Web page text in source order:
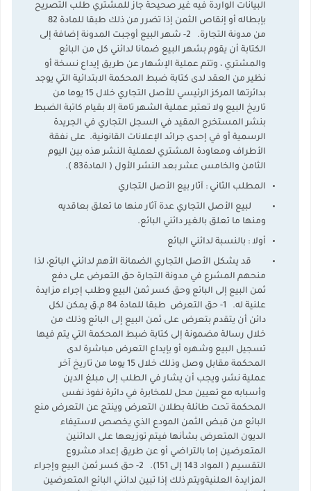
البيانات الواردة فيه غير صحيحة جاز للمشتري طلب التصريح
بإبطاله أو إنقاص الثمن إذا تضرر من ذلك طبقا للمادة 82
من مدونة التجارة. 2- شهر البيع أوجبت المدونة إضافة إلى
الكتابة أن يقوم بشهر البيع ضمانا لدائني كل من البائع
والمشتري ، وتتم عملية الإشهار عن طريق إيداع نسخة أو
نظير من العقد لدى كتابة ضبط المحكمة الابتدائية التي يوجد
بدائرتها المركز الرئيسي للأصل التجاري خلال 15 يوما من
تاريخ البيع ولا تعتبر عملية الشهر تامة إلا بقيام كاتبة الضبط
بنشر المستخرج المقيد في السجل التجاري في الجريدة
الرسمية أو في إحدى جرائد الإعلانات القانونية. على نفقة
الأطراف ومعاودة المشتري لعملية النشر هذه بين اليوم
الثامن والخامس عشر بعد النشر الأول ( المادة83 ).
المطلب الثاني : آثار بيع الأصل التجاري
لبيع الأصل التجاري عدة آثار منها ما تعلق بعاقديه
ومنها ما تعلق بالغير دائني البائع.
أولا : بالنسبة لدائني البائع
قد يشكل الأصل التجاري الضمانة الأهم لدائني البائع، لذا
منحهم المشرع في مدونة التجارة حق التعرض على دفع
ثمن البيع إلى البائع وحق كسر ثمن البيع وطلب إجراء مزايدة
علنية له. 1- حق التعرض طبقا للمادة 84 م.ق يمكن لكل
دائن أن يتقدم بتعرض على ثمن البيع إلى البائع وذلك من
خلال رسالة مضمونة إلى كتابة ضبط المحكمة التي يتم فيها
تسجيل البيع وشهره أو بإيداع التعرض مباشرة لدى
المحكمة مقابل وصل وذلك خلال 15 يوما من تاريخ آخر
عملية نشر، ويجب أن يشار في الطلب إلى مبلغ الدين
وأسبابه مع تعيين محل للمخابرة في دائرة نفوذ نفس
المحكمة تحت طائلة بطلان التعرض وينتج عن التعرض منع
البائع من قبض الثمن المودع الذي يخصص لاستيفاء
الديون المتعرض بشأنها فيتم توزيعها على الدائنين
المتعرضين إما بالتراضي أو عن طريق إعداد مشروع
التقسيم ( المواد 143 إلى 151). 2- حق كسر ثمن البيع وإجراء
المزايدة العلنيةويتم ذلك إذا تبين لدائني البائع المتعرضين